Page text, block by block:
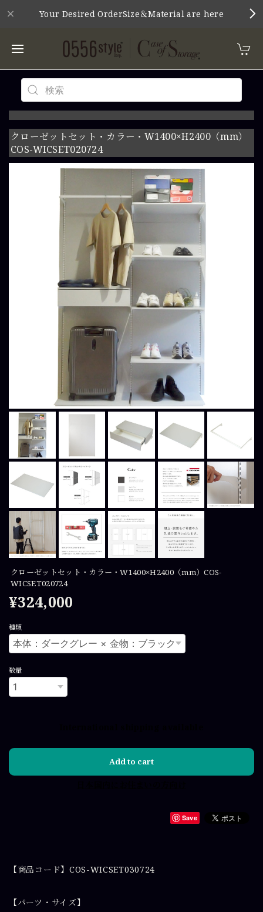
Your Desired OrderSize＆Material are here
クローゼットセット・カラー・W1400×H2400（mm）
COS-WICSET020724
クローゼットセット・カラー・W1400×H2400（mm）COS-
WICSET020724
¥324,000
種類
数量
Add to cart
Save
【商品コード】COS-WICSET030724
【パーツ・サイズ】